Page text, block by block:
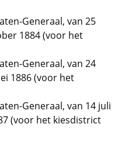
Generaal, van 25
1884 (voor het
Generaal, van 24
1886 (voor het
Generaal, van 14 juli
(voor het kiesdistrict